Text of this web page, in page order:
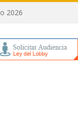
2026